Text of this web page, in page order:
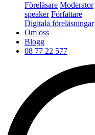
Föreläsare Moderator
speaker Författare
Digitala föreläsningar
Om oss
Blogg
08 77 22 577